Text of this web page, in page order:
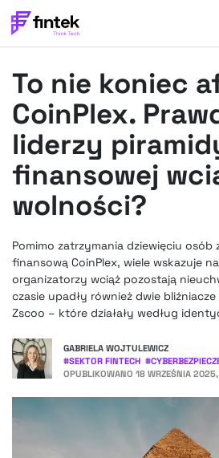
BANKOWOŚĆ
EVENTY
FELIETONY
WYWIADY
LEGAL
PODCASTY
FINTEK EXTRA
OKIEM EKSPERTA
To nie koniec
CoinPlex.
liderzy
finansowej
wolności?
Pomimo zatrzymania dziewięciu osób
finansową CoinPlex, wiele wskazuje
organizatorzy wciąż pozostają
czasie upadły również dwie
Zscoo – które działały według
GABRIELA WOJTULEWICZ
#SEKTOR FINTECH #
OPUBLIKOWANO 18 WRZEŚNIA